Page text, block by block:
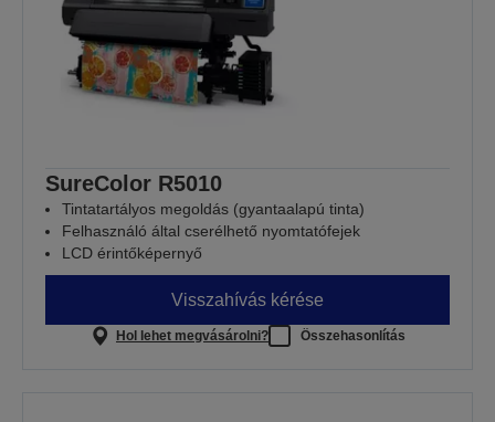
SureColor R5010
Tintatartályos megoldás (gyantaalapú tinta)
Felhasználó által cserélhető nyomtatófejek
LCD érintőképernyő
Visszahívás kérése
Hol lehet megvásárolni? Összehasonlítás